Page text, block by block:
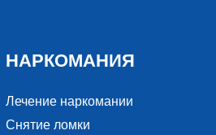
НАРКОМАНИЯ
Лечение наркомании
Снятие ломки